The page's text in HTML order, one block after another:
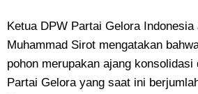
Ketua DPW Partai Gelora Indonesia
Muhammad Sirot mengatakan
pohon merupakan ajang
Partai Gelora yang saat ini